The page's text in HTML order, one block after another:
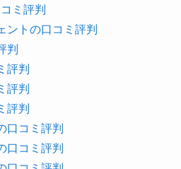
ミ評判
ントの口コミ評判
判
評判
評判
評判
口コミ評判
口コミ評判